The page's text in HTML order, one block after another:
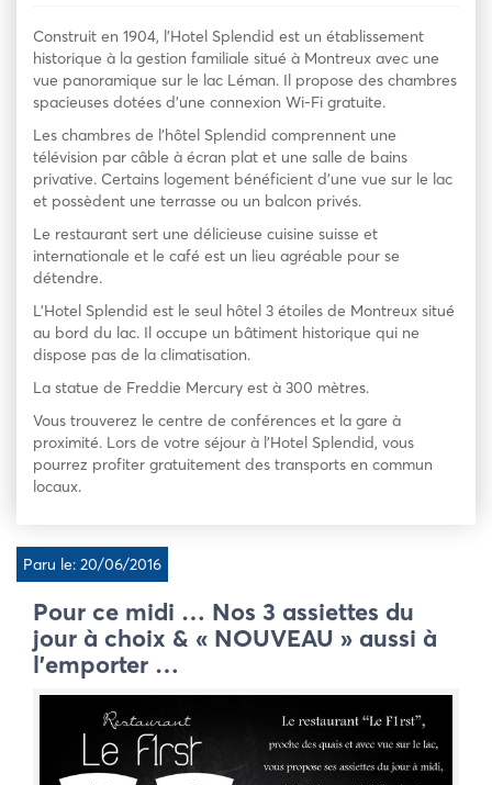
Construit en 1904, l’Hotel Splendid est un établissement
historique à la gestion familiale situé à Montreux avec une
vue panoramique sur le lac Léman. Il propose des chambres
spacieuses dotées d’une connexion Wi-Fi gratuite.
Les chambres de l’hôtel Splendid comprennent une
télévision par câble à écran plat et une salle de bains
privative. Certains logement bénéficient d’une vue sur le lac
et possèdent une terrasse ou un balcon privés.
Le restaurant sert une délicieuse cuisine suisse et
internationale et le café est un lieu agréable pour se
détendre.
L’Hotel Splendid est le seul hôtel 3 étoiles de Montreux situé
au bord du lac. Il occupe un bâtiment historique qui ne
dispose pas de la climatisation.
La statue de Freddie Mercury est à 300 mètres.
Vous trouverez le centre de conférences et la gare à
proximité. Lors de votre séjour à l’Hotel Splendid, vous
pourrez profiter gratuitement des transports en commun
locaux.
Paru le: 20/06/2016
Pour ce midi … Nos 3 assiettes du
jour à choix & « NOUVEAU » aussi à
l’emporter …